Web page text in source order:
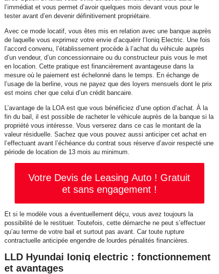
l’immédiat et vous permet d’avoir quelques mois devant vous pour le
tester avant d’en devenir définitivement propriétaire.
Avec ce mode locatif, vous êtes mis en relation avec une banque auprès
de laquelle vous exprimez votre envie d’acquérir l’Ioniq Electric. Une fois
l’accord convenu, l’établissement procède à l’achat du véhicule auprès
d’un vendeur, d’un concessionnaire ou du constructeur puis vous le met
en location. Cette pratique est financièrement avantageuse dans la
mesure où le paiement est échelonné dans le temps. En échange de
l’usage de la berline, vous ne payez que des loyers mensuels dont le prix
est moins cher que celui d’un crédit bancaire.
L’avantage de la LOA est que vous bénéficiez d’une option d’achat. À la
fin du bail, il est possible de racheter le véhicule auprès de la banque si la
propriété vous intéresse. Vous verserez dans ce cas le montant de la
valeur résiduelle. Sachez que vous pouvez aussi anticiper cet achat en
l’effectuant avant l’échéance du contrat sous réserve d’avoir respecté une
période de location de 13 mois au minimum.
Votre Devis de Leasing Auto ! Gratuit
et sans engagement !
Et si le modèle vous a éventuellement déçu, vous avez toujours la
possibilité de le restituer. Toutefois, cette démarche ne peut s’effectuer
qu’au terme de votre bail et surtout pas avant. Car toute rupture
contractuelle anticipée engendre de lourdes pénalités financières.
LLD Hyundai Ioniq electric : fonctionnement
et avantages